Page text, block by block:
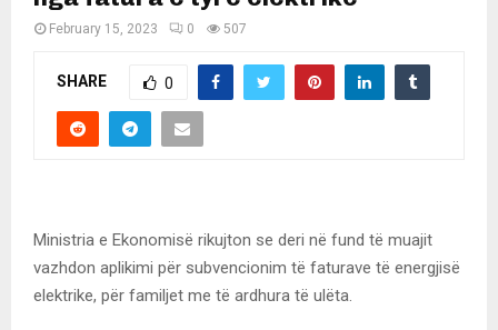
February 15, 2023 0 507
SHARE 0
Ministria e Ekonomisë rikujton se deri në fund të muajit
vazhdon aplikimi për subvencionim të faturave të energjisë
elektrike, për familjet me të ardhura të ulëta.